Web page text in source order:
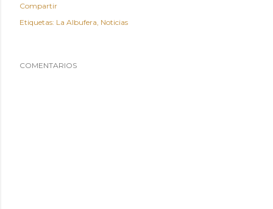
Compartir
Etiquetas: La Albufera Noticias
COMENTARIOS